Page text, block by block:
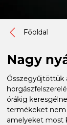
Főoldal
Nagy
Összegyűjtöttük
órákig
termékeket nem
amelyeket most